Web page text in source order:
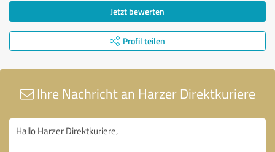
Jetzt bewerten
Profil teilen
Ihre Nachricht an Harzer Direktkuriere